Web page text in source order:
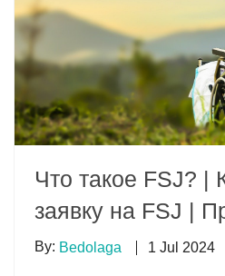
Что такое FSJ? |
заявку на FSJ |
By: Bedolaga 1 Jul 2024